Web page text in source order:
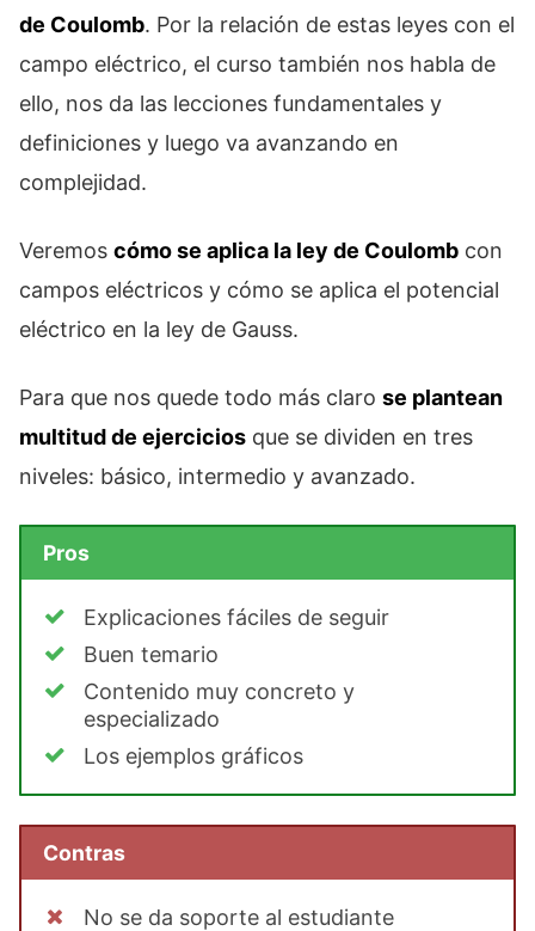
de Coulomb. Por la relación de estas leyes con el
campo eléctrico, el curso también nos habla de
ello, nos da las lecciones fundamentales y
definiciones y luego va avanzando en
complejidad.
Veremos cómo se aplica la ley de Coulomb con
campos eléctricos y cómo se aplica el potencial
eléctrico en la ley de Gauss.
Para que nos quede todo más claro se plantean
multitud de ejercicios que se dividen en tres
niveles: básico, intermedio y avanzado.
Pros
Explicaciones fáciles de seguir
Buen temario
Contenido muy concreto y
especializado
Los ejemplos gráficos
Contras
No se da soporte al estudiante